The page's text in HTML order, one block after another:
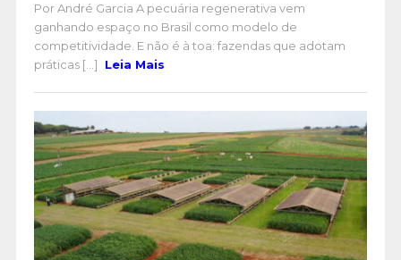
Por André Garcia A pecuária regenerativa vem
ganhando espaço no Brasil como modelo de
competitividade. E não é à toa: fazendas que adotam
práticas [...]
Leia Mais